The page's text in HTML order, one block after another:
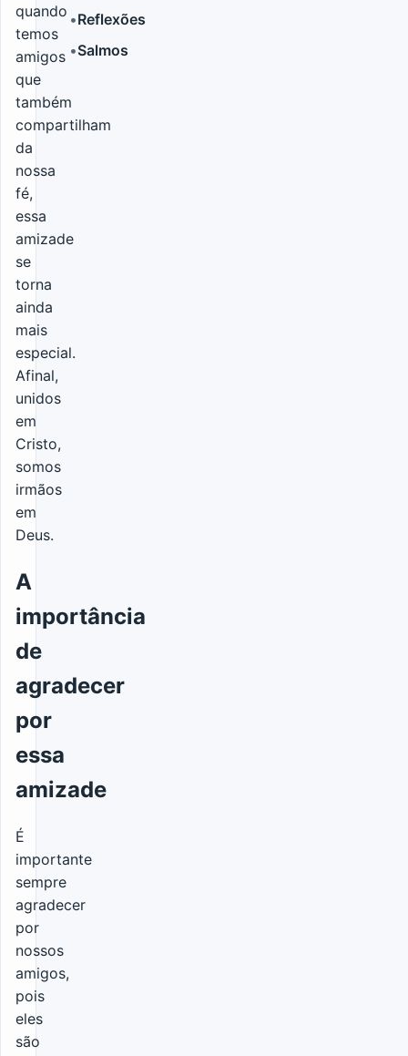
quando
temos
amigos
que
também
compartilham
da
nossa
fé,
essa
amizade
se
torna
ainda
mais
especial.
Afinal,
unidos
em
Cristo,
somos
irmãos
em
Deus.
A
importância
de
agradecer
por
essa
amizade
É
importante
sempre
agradecer
por
nossos
amigos,
pois
eles
são
•Reflexões
•Salmos